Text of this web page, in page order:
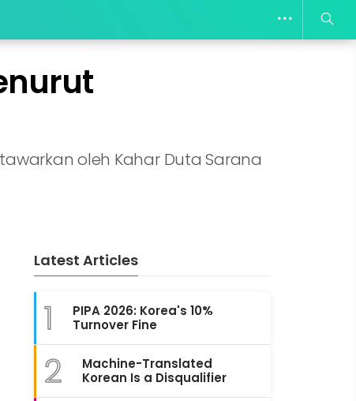
oleh Kahar Duta Sarana
Latest Articles
1
PIPA 2026: Korea's 10%
Turnover Fine
2
Machine-Translated
Korean Is a Disqualifier